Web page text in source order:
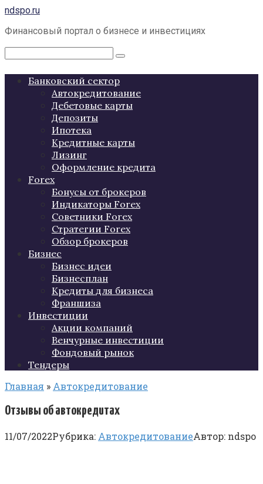
Перейти
контенту
ndspo.ru
Финансовый портал о бизнесе и инвестициях
Поиск:
Банковский сектор
Автокредитование
Дебетовые карты
Депозиты
Ипотека
Кредитные карты
Лизинг
Оформление кредита
Forex
Бонусы от брокеров
Индикаторы Forex
Советники Forex
Стратегии Forex
Обзор брокеров
Бизнес
Бизнес идеи
Бизнесплан
Кредиты для бизнеса
Франшиза
Инвестиции
Акции компаний
Венчурные инвестиции
Фондовый рынок
Тендеры
Главная » Автокредитование
Отзывы об автокредитах
11/07/2022Рубрика: АвтокредитованиеАвтор: ndspo